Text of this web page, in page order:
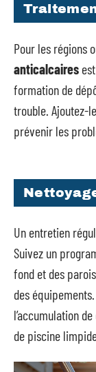
Pour les régions
anticalcaires
formation de
trouble. Ajoutez-
prévenir les
Un entretien
Suivez un
fond et des
des
l’accumulation
de piscine